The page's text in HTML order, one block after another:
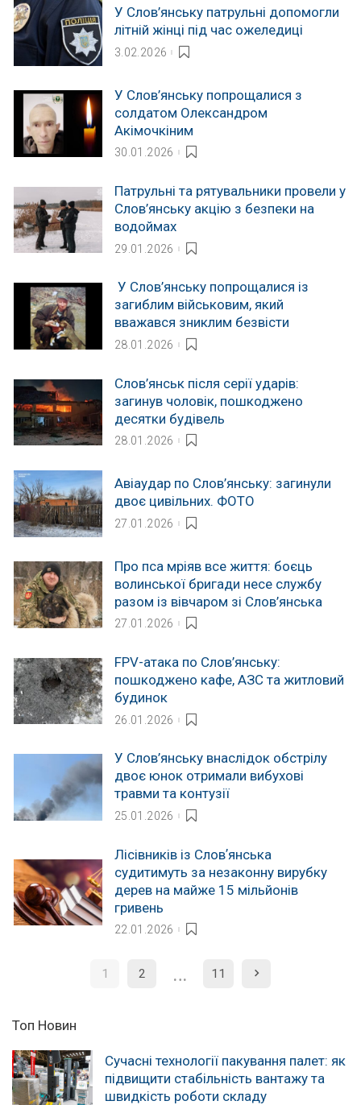
У Слов’янську патрульні допомогли
літній жінці під час ожеледиці
3.02.2026
У Слов’янську попрощалися з
солдатом Олександром
Акімочкіним
30.01.2026
Патрульні та рятувальники провели у
Слов’янську акцію з безпеки на
водоймах
29.01.2026
У Слов’янську попрощалися із
загиблим військовим, який
вважався зниклим безвісти
28.01.2026
Слов’янськ після серії ударів:
загинув чоловік, пошкоджено
десятки будівель
28.01.2026
Авіаудар по Слов’янську: загинули
двоє цивільних. ФОТО
27.01.2026
Про пса мріяв все життя: боєць
волинської бригади несе службу
разом із вівчаром зі Слов’янська
27.01.2026
FPV-атака по Слов’янську:
пошкоджено кафе, АЗС та житловий
будинок
26.01.2026
У Слов’янську внаслідок обстрілу
двоє юнок отримали вибухові
травми та контузії
25.01.2026
Лісівників із Словʼянська
судитимуть за незаконну вирубку
дерев на майже 15 мільйонів
гривень
22.01.2026
1 2 … 11
Топ Новин
Сучасні технології пакування палет: як
підвищити стабільність вантажу та
швидкість роботи складу